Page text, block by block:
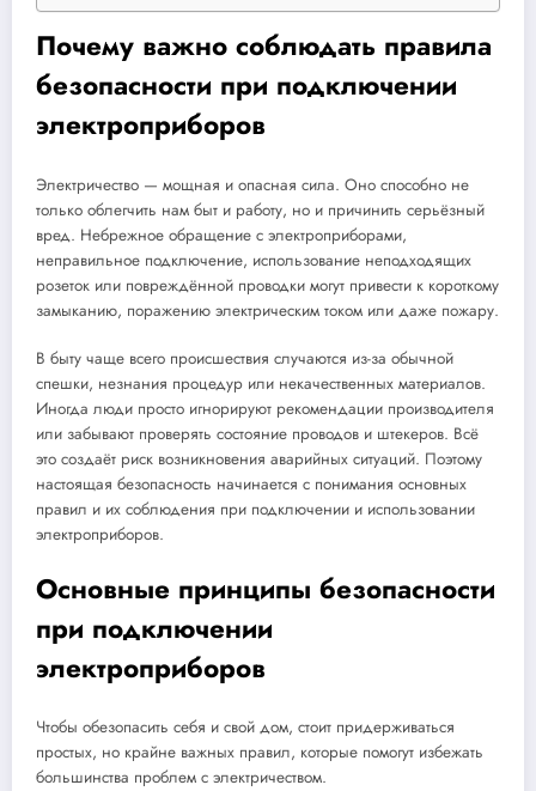
Почему важно соблюдать правила
безопасности при подключении
электроприборов
Электричество — мощная и опасная сила. Оно способно не
только облегчить нам быт и работу, но и причинить серьёзный
вред. Небрежное обращение с электроприборами,
неправильное подключение, использование неподходящих
розеток или повреждённой проводки могут привести к короткому
замыканию, поражению электрическим током или даже пожару.
В быту чаще всего происшествия случаются из-за обычной
спешки, незнания процедур или некачественных материалов.
Иногда люди просто игнорируют рекомендации производителя
или забывают проверять состояние проводов и штекеров. Всё
это создаёт риск возникновения аварийных ситуаций. Поэтому
настоящая безопасность начинается с понимания основных
правил и их соблюдения при подключении и использовании
электроприборов.
Основные принципы безопасности
при подключении
электроприборов
Чтобы обезопасить себя и свой дом, стоит придерживаться
простых, но крайне важных правил, которые помогут избежать
большинства проблем с электричеством.